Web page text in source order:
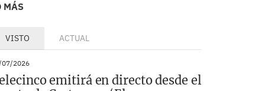
MÁS
VISTO ACTUAL
07/2026
emitirá en directo desde el